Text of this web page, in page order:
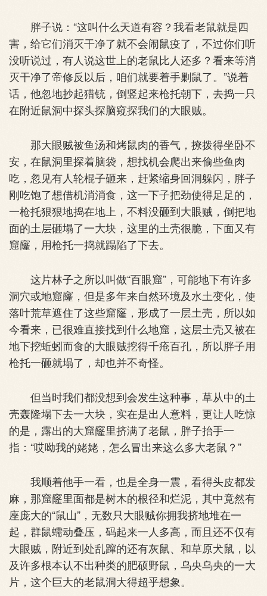
胖子说：“这叫什么天道有容？我看老鼠就是四
害，给它们消灭干净了就不会闹鼠疫了，不过你们听
没听说过，有人说这世上的老鼠比人还多？看来等消
灭干净了帝修反以后，咱们就要着手剿鼠了。”说着
话，他忽地抄起猎铳，倒竖起来枪托朝下，去捣一只
在附近鼠洞中探头探脑窥探我们的大眼贼。
那大眼贼被鱼汤和烤鼠肉的香气，撩拨得坐卧不
安，在鼠洞里探着脑袋，想找机会爬出来偷些鱼肉
吃，忽见有人轮棍子砸来，赶紧缩身回洞躲闪，胖子
刚吃饱了想借机消消食，这一下子把劲使得足足的，
一枪托狠狠地捣在地上，不料没砸到大眼贼，倒把地
面的土层砸塌了一大块，这里的土壳很脆，下面又有
窟窿，用枪托一捣就蹋陷了下去。
这片林子之所以叫做“百眼窟”，可能地下有许多
洞穴或地窟窿，但是多年来自然环境及水土变化，使
落叶荒草遮住了这些窟窿，形成了一层土壳，所以如
今看来，已很难直接找到什么地窟，这层土壳又被在
地下挖蚯蚓而食的大眼贼挖得千疮百孔，所以胖子用
枪托一砸就塌了，却也并不奇怪。
但当时我们都没想到会发生这种事，草从中的土
壳轰隆塌下去一大块，实在是出人意料，更让人吃惊
的是，露出的大窟窿里挤满了老鼠，胖子抬手一
指：“哎呦我的姥姥，怎么冒出来这么多大老鼠？”
我顺着他手一看，也是全身一震，看得头皮都发
麻，那窟窿里面都是树木的根径和烂泥，其中竟然有
座庞大的“鼠山”，无数只大眼贼你拥我挤地堆在一
起，群鼠蠕动叠压，码起来一人多高，而且还不仅有
大眼贼，附近到处乱蹿的还有灰鼠、和草原犬鼠，以
及许多根本认不出种类的肥硕野鼠，乌央乌央的一大
片，这个巨大的老鼠洞大得超乎想象。